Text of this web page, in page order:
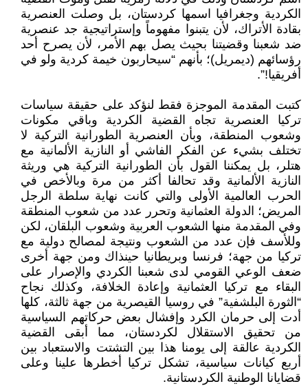
الكردية وجغرافيا اسمها كردستان، بل وصلت العنصرية
بقادة الأتراك، لأن يتبنوا مفهوماً وإستراتيجية جد عنصرية
ضد شعبنا وقضيتنا بحيث يصل بهم الأمر، لأن يصرح أحد
رؤسائهم (ديمريل)؛ بأنهم “سيحاربون خيمة كردية ولو في
أفريقيا!”.
كتبت المقدمة الموجزة فقط لنؤكد على حقيقة سياسات
تركيا العنصرية تجاه القضية الكردية وباقي مكونات
وشعوب المنطقة، وبأن العنصرية الطورانية التركية لا
تختلف بشيء عن الفكر الفاشي أو النازية الألمانية مع
هتلر، بل يمكننا القول بأن الطورانية التركية هي وريثة
النازية الألمانية وقد تحالفا أكثر من مرة وبالأخص في
الحرب العالمية الأولى والتي كانت نهاية سلطة الرجل
المريض؛ الدولة العثمانية وتحرر عدد من شعوب المنطقة
وفي المقدمة منها الشعوب العربية وشعوب البلقان، لكن
وللأسف فإن عدد من الشعوب ونتيجة لمصالح دولية مع
تركيا من جهة؛ فرنسا وبريطانيا حينذاك ومن جهة أخرى
ضعف الوعي القومي لدى شعبنا الكردي والإصرار على
البقاء مع تركيا العثمانية وإعادة الخلافة، وكذلك نجاح
“الثورة البلشفية” في روسيا القيصرية من جهة ثالثة، كلها
أدت إلى حرمان الكرد وإفشال بعض حركاتهم السياسية
من تحقيق الاستقلال لكردستان، مما أبقى القضية
الكردية عالقة إلى يومنا هذا بين التشتت والاستعباد بين
أربع كيانات سياسية، تشكل تركيا أخطرها علينا وعلى
قضايانا الوطنية الكردستانية.